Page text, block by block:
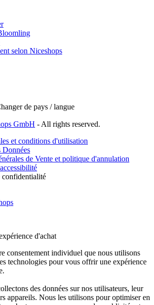
selon Niceshops
de pays / langue
GmbH - All rights reserved.
et conditions d'utilisation
Données
de Vente et politique d'annulation
confidentialité
d'achat
consentement individuel que nous utilisons
technologies pour vous offrir une expérience
des données sur nos utilisateurs, leur
appareils. Nous les utilisons pour optimiser en